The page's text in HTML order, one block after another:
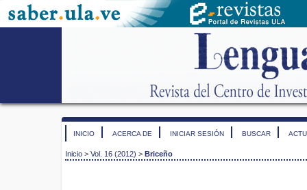
INICIO ACERCA DE INICIAR SESIÓN BUSCAR
Inicio > Vol. 16 (2012) > Briceño